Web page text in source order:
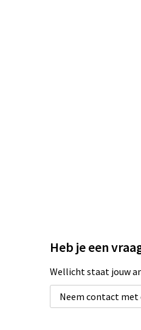
Heb je een
Wellicht staat jouw
Neem contact met